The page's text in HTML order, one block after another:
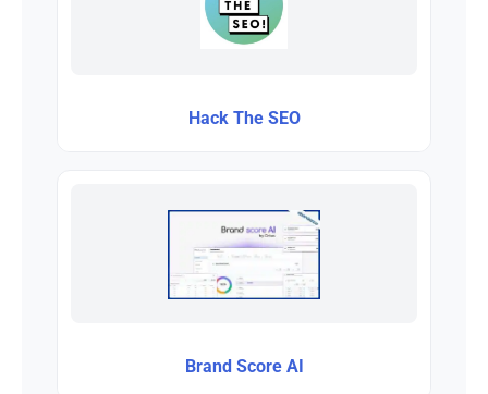
Hack The SEO
Brand Score AI